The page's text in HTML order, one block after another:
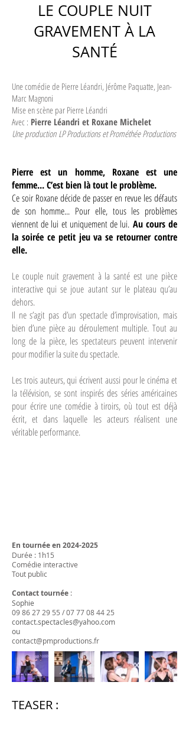
LE COUPLE NUIT
GRAVEMENT À LA
SANTÉ
Une comédie de Pierre Léandri, Jérôme Paquatte, Jean-
Marc Magnoni
Mise en scène par Pierre Léandri
Avec : Pierre Léandri et Roxane Michelet
Une production LP Productions et Prométhée Productions
Pierre est un homme, Roxane est une
femme... C’est bien là tout le problème.
Ce soir Roxane décide de passer en revue les défauts
de son homme... Pour elle, tous les problèmes
viennent de lui et uniquement de lui. Au cours de
la soirée ce petit jeu va se retourner contre
elle.
Le couple nuit gravement à la santé est une pièce
interactive qui se joue autant sur le plateau qu’au
dehors.
Il ne s’agit pas d’un spectacle d’improvisation, mais
bien d’une pièce au déroulement multiple. Tout au
long de la pièce, les spectateurs peuvent intervenir
pour modifier la suite du spectacle.
Les trois auteurs, qui écrivent aussi pour le cinéma et
la télévision, se sont inspirés des séries américaines
pour écrire une comédie à tiroirs, où tout est déjà
écrit, et dans laquelle les acteurs réalisent une
véritable performance.
En tournée en 2024-2025
Durée : 1h15
Comédie interactive
Tout public
Contacttournée :
Sophie
09 86 27 29 55 /07 77 08 44 25
contact.spectacles@yahoo.com
ou
contact@pmproductions.fr
TEASER :